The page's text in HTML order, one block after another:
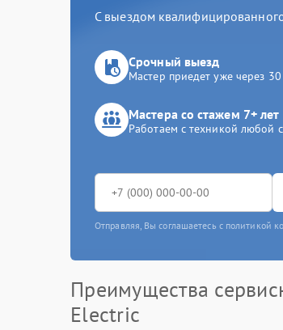
С выездом
Срочный выезд
Мастер приедет уже через
Мастера со стажем 7+ лет
Работаем с техникой любой
Отправляя, Вы соглашаетесь с политикой
Преимущества
Electric